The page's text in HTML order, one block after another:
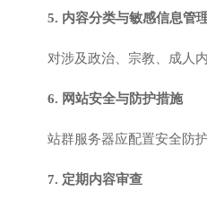
5. 内容分类与敏感信息管
对涉及政治、宗教、成人
6. 网站安全与防护措施
站群服务器应配置安全防
7. 定期内容审查